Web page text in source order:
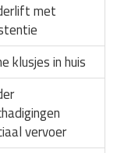
met
klusjes in huis
vervoer